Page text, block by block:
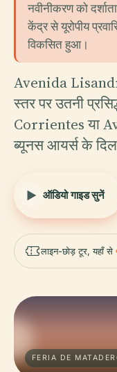
नवीनीकरण को
केंद्र से यूरोपीय
विकसित हुआ।
Avenida
स्तर पर उतनी
Corrientes या
ब्यूनस आयर्स के
ऑडियो गाइड सुनें
लाइन-छोड़ टूर, यहाँ से
FERIA DE